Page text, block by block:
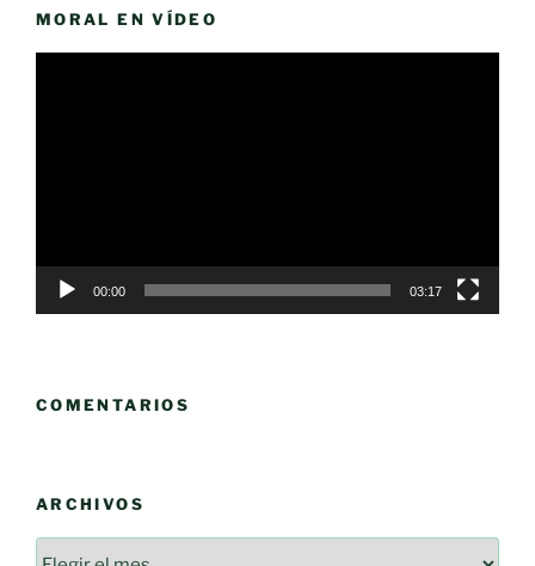
MORAL EN VÍDEO
00:00 03:17
COMENTARIOS
ARCHIVOS